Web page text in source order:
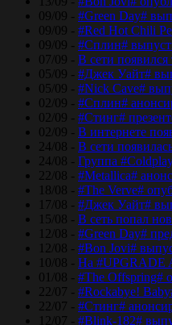
09/09 - #Green Day#
09/09 - #Red Hot Chili
09/09 - #Сплин#
07/09 - В сети появился
05/09 - #Джек Уайт#
05/09 - #Nick Cave#
02/09 - #Сплин#
02/09 - #Стинг#
02/09 - В интернете
24/08 - В сети
24/08 - Группа
22/08 - #Metallica#
18/08 - #The Verve#
17/08 - #Джек Уайт#
15/08 - В сеть попал
12/08 - #Green Day#
12/08 - #Bon Jovi#
10/08 - На #UPGRADE
01/08 - #The Offspring#
22/07 - #Rockabye!
22/07 - #Стинг#
12/07 - #Blink-182#